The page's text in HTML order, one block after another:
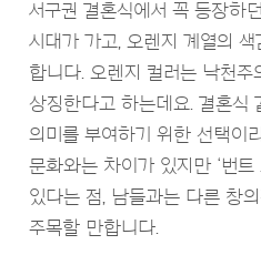
서구권 결혼식에서 꼭 등장하
시대가 가고, 오렌지 계열의
합니다. 오렌지 컬러는 낙천주
상징한다고 하는데요. 결혼식
의미를 부여하기 위한 선택이
문화와는 차이가 있지만 ‘번트
있다는 점, 남들과는 다른 창
주목할 만합니다.